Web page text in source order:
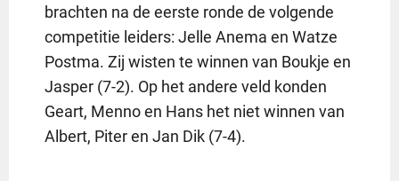
brachten na de eerste ronde de volgende
competitie leiders: Jelle Anema en Watze
Postma. Zij wisten te winnen van Boukje en
Jasper (7-2). Op het andere veld konden
Geart, Menno en Hans het niet winnen van
Albert, Piter en Jan Dik (7-4).